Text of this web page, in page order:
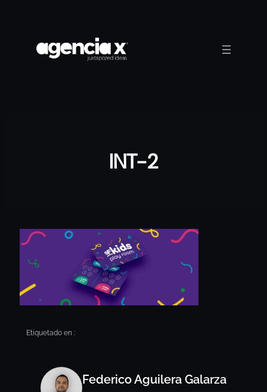
contenido
INT-2
Etiquetado en :
Federico Aguilera Galarza